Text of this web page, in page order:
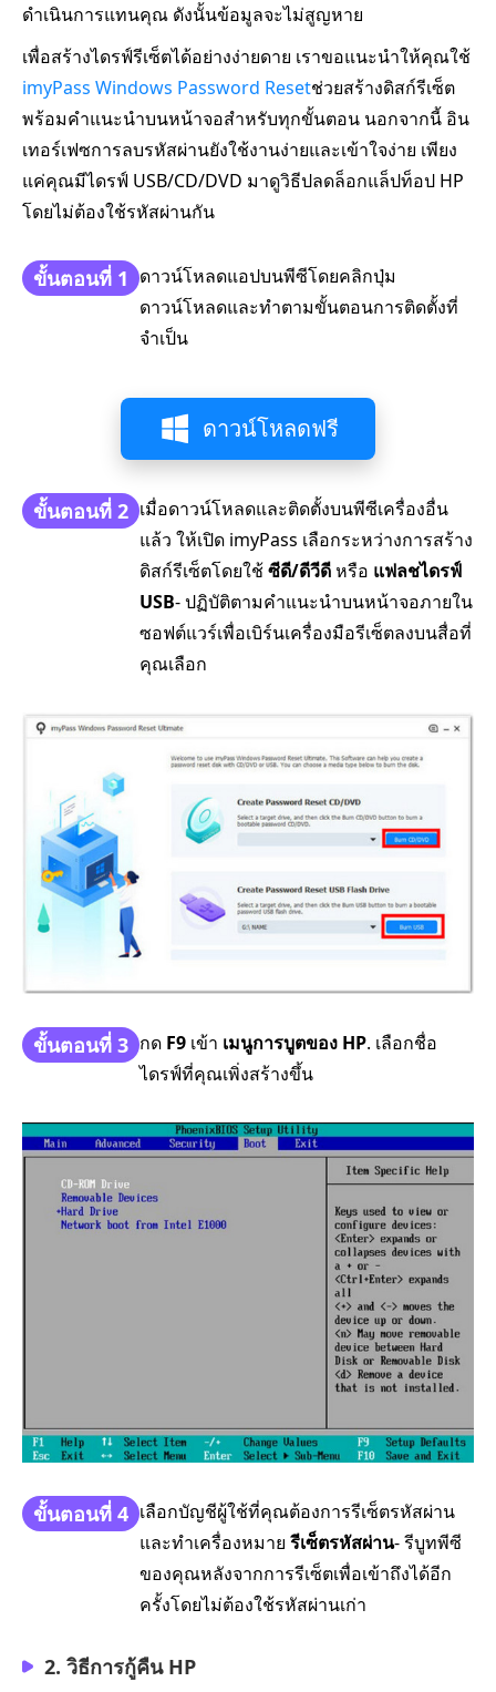
ดำเนินการแทนคุณ ดังนั้นข้อมูลจะไม่สูญหาย
เพื่อสร้างไดรฟ์รีเซ็ตได้อย่างง่ายดาย เราขอแนะนำให้คุณใช้
imyPass Windows Password Resetช่วยสร้างดิสก์รีเซ็ต
พร้อมคำแนะนำบนหน้าจอสำหรับทุกขั้นตอน นอกจากนี้ อิน
เทอร์เฟซการลบรหัสผ่านยังใช้งานง่ายและเข้าใจง่าย เพียง
แค่คุณมีไดรฟ์ USB/CD/DVD มาดูวิธีปลดล็อกแล็ปท็อป HP
โดยไม่ต้องใช้รหัสผ่านกัน
ขั้นตอนที่ 1 ดาวน์โหลดแอปบนพีซีโดยคลิกปุ่ม
ดาวน์โหลดและทำตามขั้นตอนการติดตั้งที่
จำเป็น
ดาวน์โหลดฟรี
ขั้นตอนที่ 2 เมื่อดาวน์โหลดและติดตั้งบนพีซีเครื่องอื่น
แล้ว ให้เปิด imyPass เลือกระหว่างการสร้าง
ดิสก์รีเซ็ตโดยใช้ซีดี/ดีวีดีหรือ แฟลชไดรฟ์
USB- ปฏิบัติตามคำแนะนำบนหน้าจอภายใน
ซอฟต์แวร์เพื่อเบิร์นเครื่องมือรีเซ็ตลงบนสื่อที่
คุณเลือก
ขั้นตอนที่ 3 กด F9 เข้า เมนูการบูตของ HP. เลือกชื่อ
ไดรฟ์ที่คุณเพิ่งสร้างขึ้น
ขั้นตอนที่ 4 เลือกบัญชีผู้ใช้ที่คุณต้องการรีเซ็ตรหัสผ่าน
และทำเครื่องหมาย รีเซ็ตรหัสผ่าน- รีบูทพีซี
ของคุณหลังจากการรีเซ็ตเพื่อเข้าถึงได้อีก
ครั้งโดยไม่ต้องใช้รหัสผ่านเก่า
2. วิธีการกู้คืน HP